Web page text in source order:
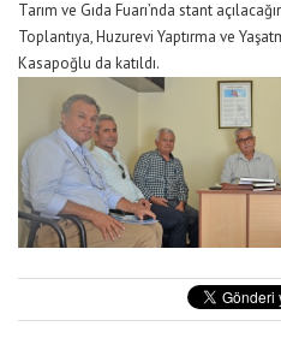
Tarım ve Gıda Fuarı’nda stant
Toplantıya, Huzurevi Yaptırma ve
Kasapoğlu da katıldı.